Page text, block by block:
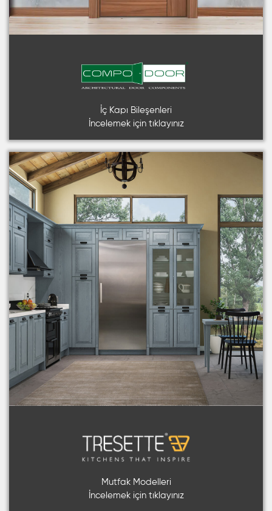
İç Kapı Bileşenleri
İncelemek için tıklayınız
Mutfak Modelleri
İncelemek için tıklayınız